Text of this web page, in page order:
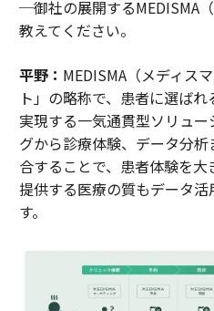
─御社の展開するMEDISMA
教えてください。
平野： MEDISMA（メディス
ト」の略称で、患者に選ば
実現する一気通貫型ソリュ
グから診療体験、データ分
合することで、患者体験を大
提供する医療の質もデータ
す。